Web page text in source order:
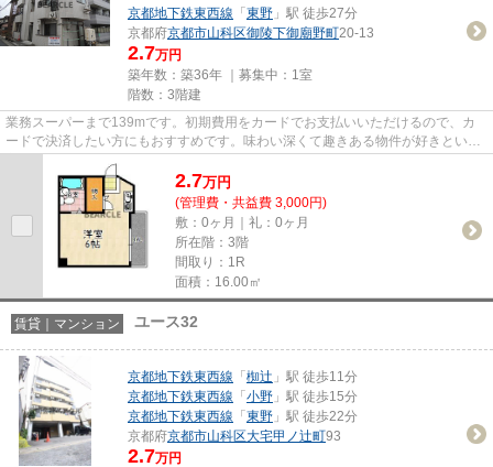
京都地下鉄東西線 「 東野 」駅 徒歩27分
京都府京都市山科区御陵下御廟野町20-13
2.7万円
築年数：築36年 ｜募集中： 1室
階数：3階建
業務スーパーまで139mです。初期費用をカードでお支払いいただけるので、カ
ードで決済したい方にもおすすめです。味わい深くて趣きある物件が好きという
方はこちらの中古物件はいかが...
2.7万円
(管理費・共益費 3,000円)
敷：0ヶ月｜礼：0ヶ月
所在階：3階
間取り：1R
面積：16.00㎡
賃貸｜マンション ユース32
京都地下鉄東西線 「 椥辻 」駅 徒歩11分
京都地下鉄東西線 「 小野 」駅 徒歩15分
京都地下鉄東西線 「 東野 」駅 徒歩22分
京都府京都市山科区大宅甲ノ辻町93
2.7万円